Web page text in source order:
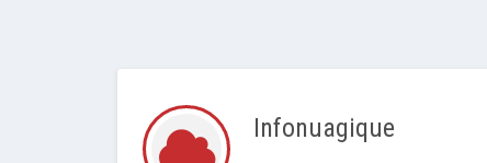
Infonuagique